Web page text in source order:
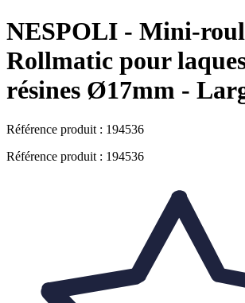
NESPOLI - Mini-
Rollmatic pour
résines Ø17mm -
Référence produit : 194536
Référence produit : 194536